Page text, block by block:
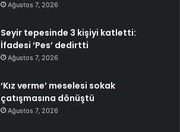
Ağustos 7, 2026
Seyir tepesinde 3 kişiyi katletti:
İfadesi ‘Pes’ dedirtti
Ağustos 7, 2026
‘Kız verme’ meselesi sokak
çatışmasına dönüştü
Ağustos 7, 2026